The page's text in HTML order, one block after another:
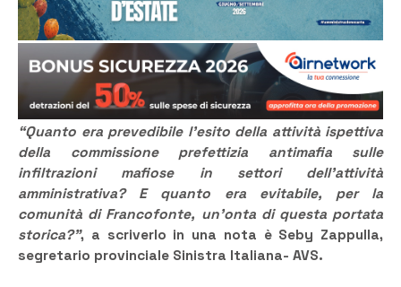
“Quanto era prevedibile l’esito della attività ispettiva
della commissione prefettizia antimafia sulle
infiltrazioni mafiose in settori dell’attività
amministrativa? E quanto era evitabile, per la
comunità di Francofonte, un’onta di questa portata
storica?”, a scriverlo in una nota è Seby Zappulla,
segretario provinciale Sinistra Italiana- AVS.